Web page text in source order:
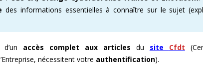
PROCHAINES VISITES DE
des informations essentielles à connaître sur le sujet
accès complet aux articles du site Cfdt
nécessitent votre authentification).